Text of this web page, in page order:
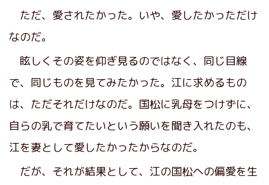
ただ、愛されたかった。いや、愛したかっただけ
なのだ。
眩しくその姿を仰ぎ見るのではなく、同じ目線
で、同じものを見てみたかった。江に求めるもの
は、ただそれだけなのだ。国松に乳母をつけずに、
自らの乳で育てたいという願いを聞き入れたのも、
江を妻として愛したかったからなのだ。
だが、それが結果として、江の国松への偏愛を生